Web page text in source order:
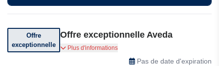
Offre
exceptionnelle
Offre exceptionnelle Aveda
Recevez une huile de composition pour tout
achat le jour de votre anniversaire
Plus d'informations
Pas de date d'expiration